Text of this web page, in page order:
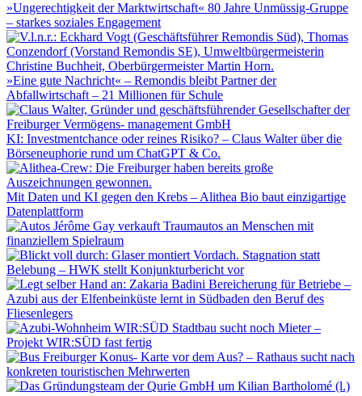
»Ungerechtigkeit der Marktwirtschaft« 80 Jahre Unmüssig-Gruppe
– starkes soziales Engagement
»Eine gute Nachricht« – Remondis bleibt Partner der
Abfallwirtschaft – 21 Millionen für Schule
KI: Investmentchance oder reines Risiko? – Claus Walter über die
Börseneuphorie rund um ChatGPT & Co.
Mit Daten und KI gegen den Krebs – Alithea Bio baut einzigartige
Datenplattform
Jérôme Gay verkauft Traumautos an Menschen mit
finanziellem Spielraum
Stagnation statt
Belebung – HWK stellt Konjunkturbericht vor
Bereicherung für Betriebe –
Azubi aus der Elfenbeinküste lernt in Südbaden den Beruf des
Fliesenlegers
Stadtbau sucht noch Mieter –
Projekt WIR:SÜD fast fertig
Freiburger Konus- Karte vor dem Aus? – Rathaus sucht nach
konkreten touristischen Mehrwerten